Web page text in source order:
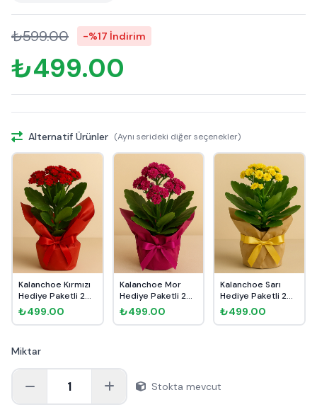
₺599.00 -%17 İndirim
₺499.00
Alternatif Ürünler (Aynı serideki diğer seçenekler)
Kalanchoe Kırmızı
Hediye Paketli 25-
30cm
₺499.00
Kalanchoe Mor
Hediye Paketli 25-
30cm
₺499.00
Kalanchoe Sarı
Hediye Paketli 25-
30cm
₺499.00
Miktar
1 Stokta mevcut